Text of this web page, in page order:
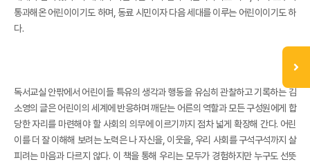
통과해온 어린이이기도 하며, 동료 시민이자 다음 세대를 이루는 어린이이기도 하
다.
독서교실 안팎에서 어린이들 특유의 생각과 행동을 유심히 관찰하고 기록하는 김
소영의 글은 어린이의 세계에 반응하며 깨닫는 어른의 역할과 모든 구성원에게 합
당한 자리를 마련해야 할 사회의 의무에 이르기까지 점차 넓게 확장해 간다. 어린
이를 더 잘 이해해 보려는 노력은 나 자신을, 이웃을, 우리 사회를 구석구석까지 살
피려는 마음과 다르지 않다. 이 책을 통해 우리는 모두가 경험하지만 누구도 선뜻